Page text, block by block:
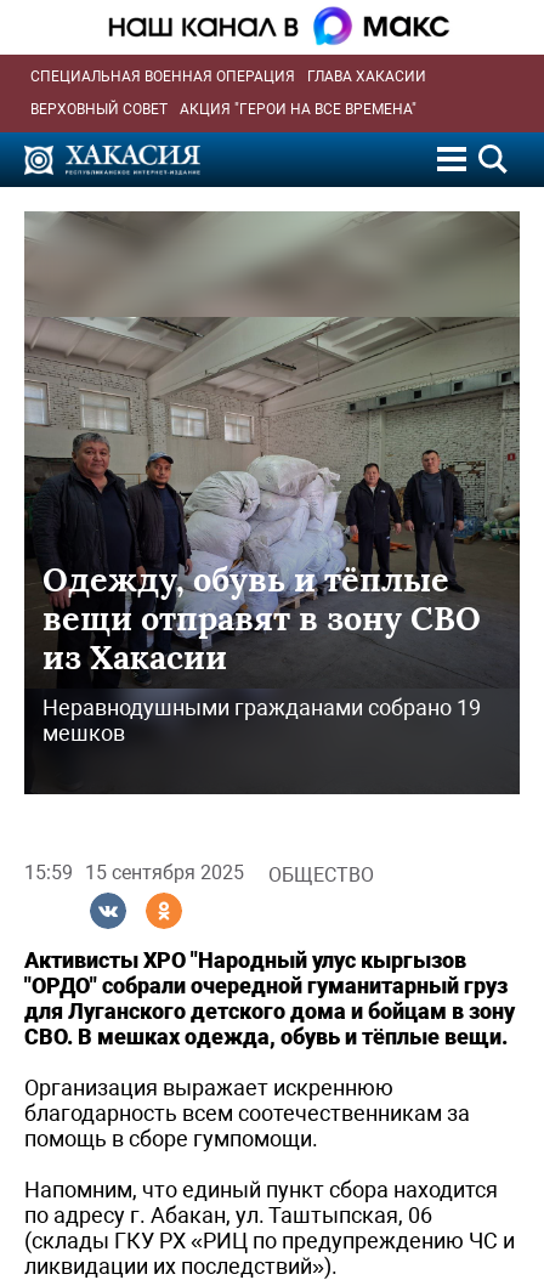
СПЕЦИАЛЬНАЯ ВОЕННАЯ ОПЕРАЦИЯ
ГЛАВА ХАКАСИИ
ВЕРХОВНЫЙ СОВЕТ
АКЦИЯ "ГЕРОИ НА ВСЕ ВРЕМЕНА"
Одежду, обувь и тёплые
вещи отправят в зону СВО
из Хакасии
Неравнодушными гражданами собрано 19
мешков
15:59 15 сентября 2025 ОБЩЕСТВО
Активисты ХРО "Народный улус кыргызов
"ОРДО" собрали очередной гуманитарный груз
для Луганского детского дома и бойцам в зону
СВО. В мешках одежда, обувь и тёплые вещи.
Организация выражает искреннюю
благодарность всем соотечественникам за
помощь в сборе гумпомощи.
Напомним, что единый пункт сбора находится
по адресу г. Абакан, ул. Таштыпская, 06
(склады ГКУ РХ «РИЦ по предупреждению ЧС и
ликвидации их последствий»).